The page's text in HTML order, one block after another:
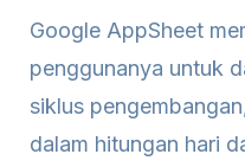
Google AppSheet
penggunanya untuk
siklus
dalam hitungan hari